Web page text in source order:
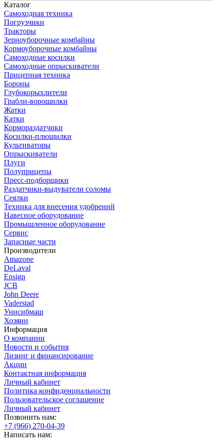
Каталог
Самоходная техника
Погрузчики
Тракторы
Зерноуборочные комбайны
Кормоуборочные комбайны
Самоходные косилки
Самоходные опрыскиватели
Прицепная техника
Бороны
Глубокорыхлители
Грабли-ворошилки
Жатки
Катки
Кормораздатчики
Косилки-плющилки
Культиваторы
Опрыскиватели
Плуги
Полуприцепы
Пресс-подборщики
Раздатчики-выдуватели соломы
Сеялки
Техника для внесения удобрений
Навесное оборудование
Промышленное оборудование
Сервис
Запасные части
Производители
Amazone
DeLaval
Ensign
JCB
John Deere
Vaderstad
Унисибмаш
Хозяин
Информация
О компании
Новости и события
Лизинг и финансирование
Акции
Контактная информация
Личный кабинет
Политика конфиденциальности
Пользовательское соглашение
Личный кабинет
Позвонить нам:
+7 (966) 270-04-39
Написать нам: